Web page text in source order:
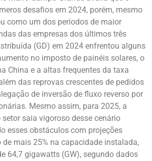
desafios em 2024, porém, mesmo
como um dos períodos de maior
das empresas dos últimos três
(GD) em 2024 enfrentou alguns
no imposto de painéis solares, o
China e a altas frequentes da taxa
das reprovas crescentes de pedidos
de inversão de fluxo reverso por
Mesmo assim, para 2025, a
saia vigoroso desse cenário
esses obstáculos com projeções
mais 25% na capacidade instalada,
64,7 gigawatts (GW), segundo dados